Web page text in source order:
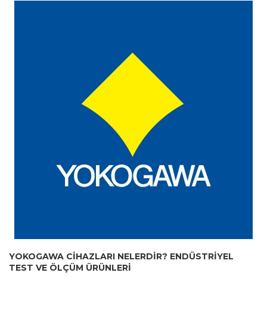
YOKOGAWA CIHAZLARI NELERDIR? ENDÜSTRIYEL
TEST VE ÖLÇÜM ÜRÜNLERI